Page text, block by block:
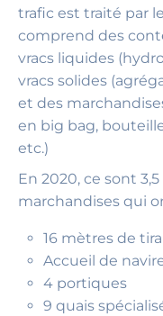
trafic est traité par
comprend des
vracs liquides
vracs solides
et des
en big bag,
etc.)
En 2020, ce sont
marchandises qui
16 mètres de
Accueil de
4 portiques
9 quais